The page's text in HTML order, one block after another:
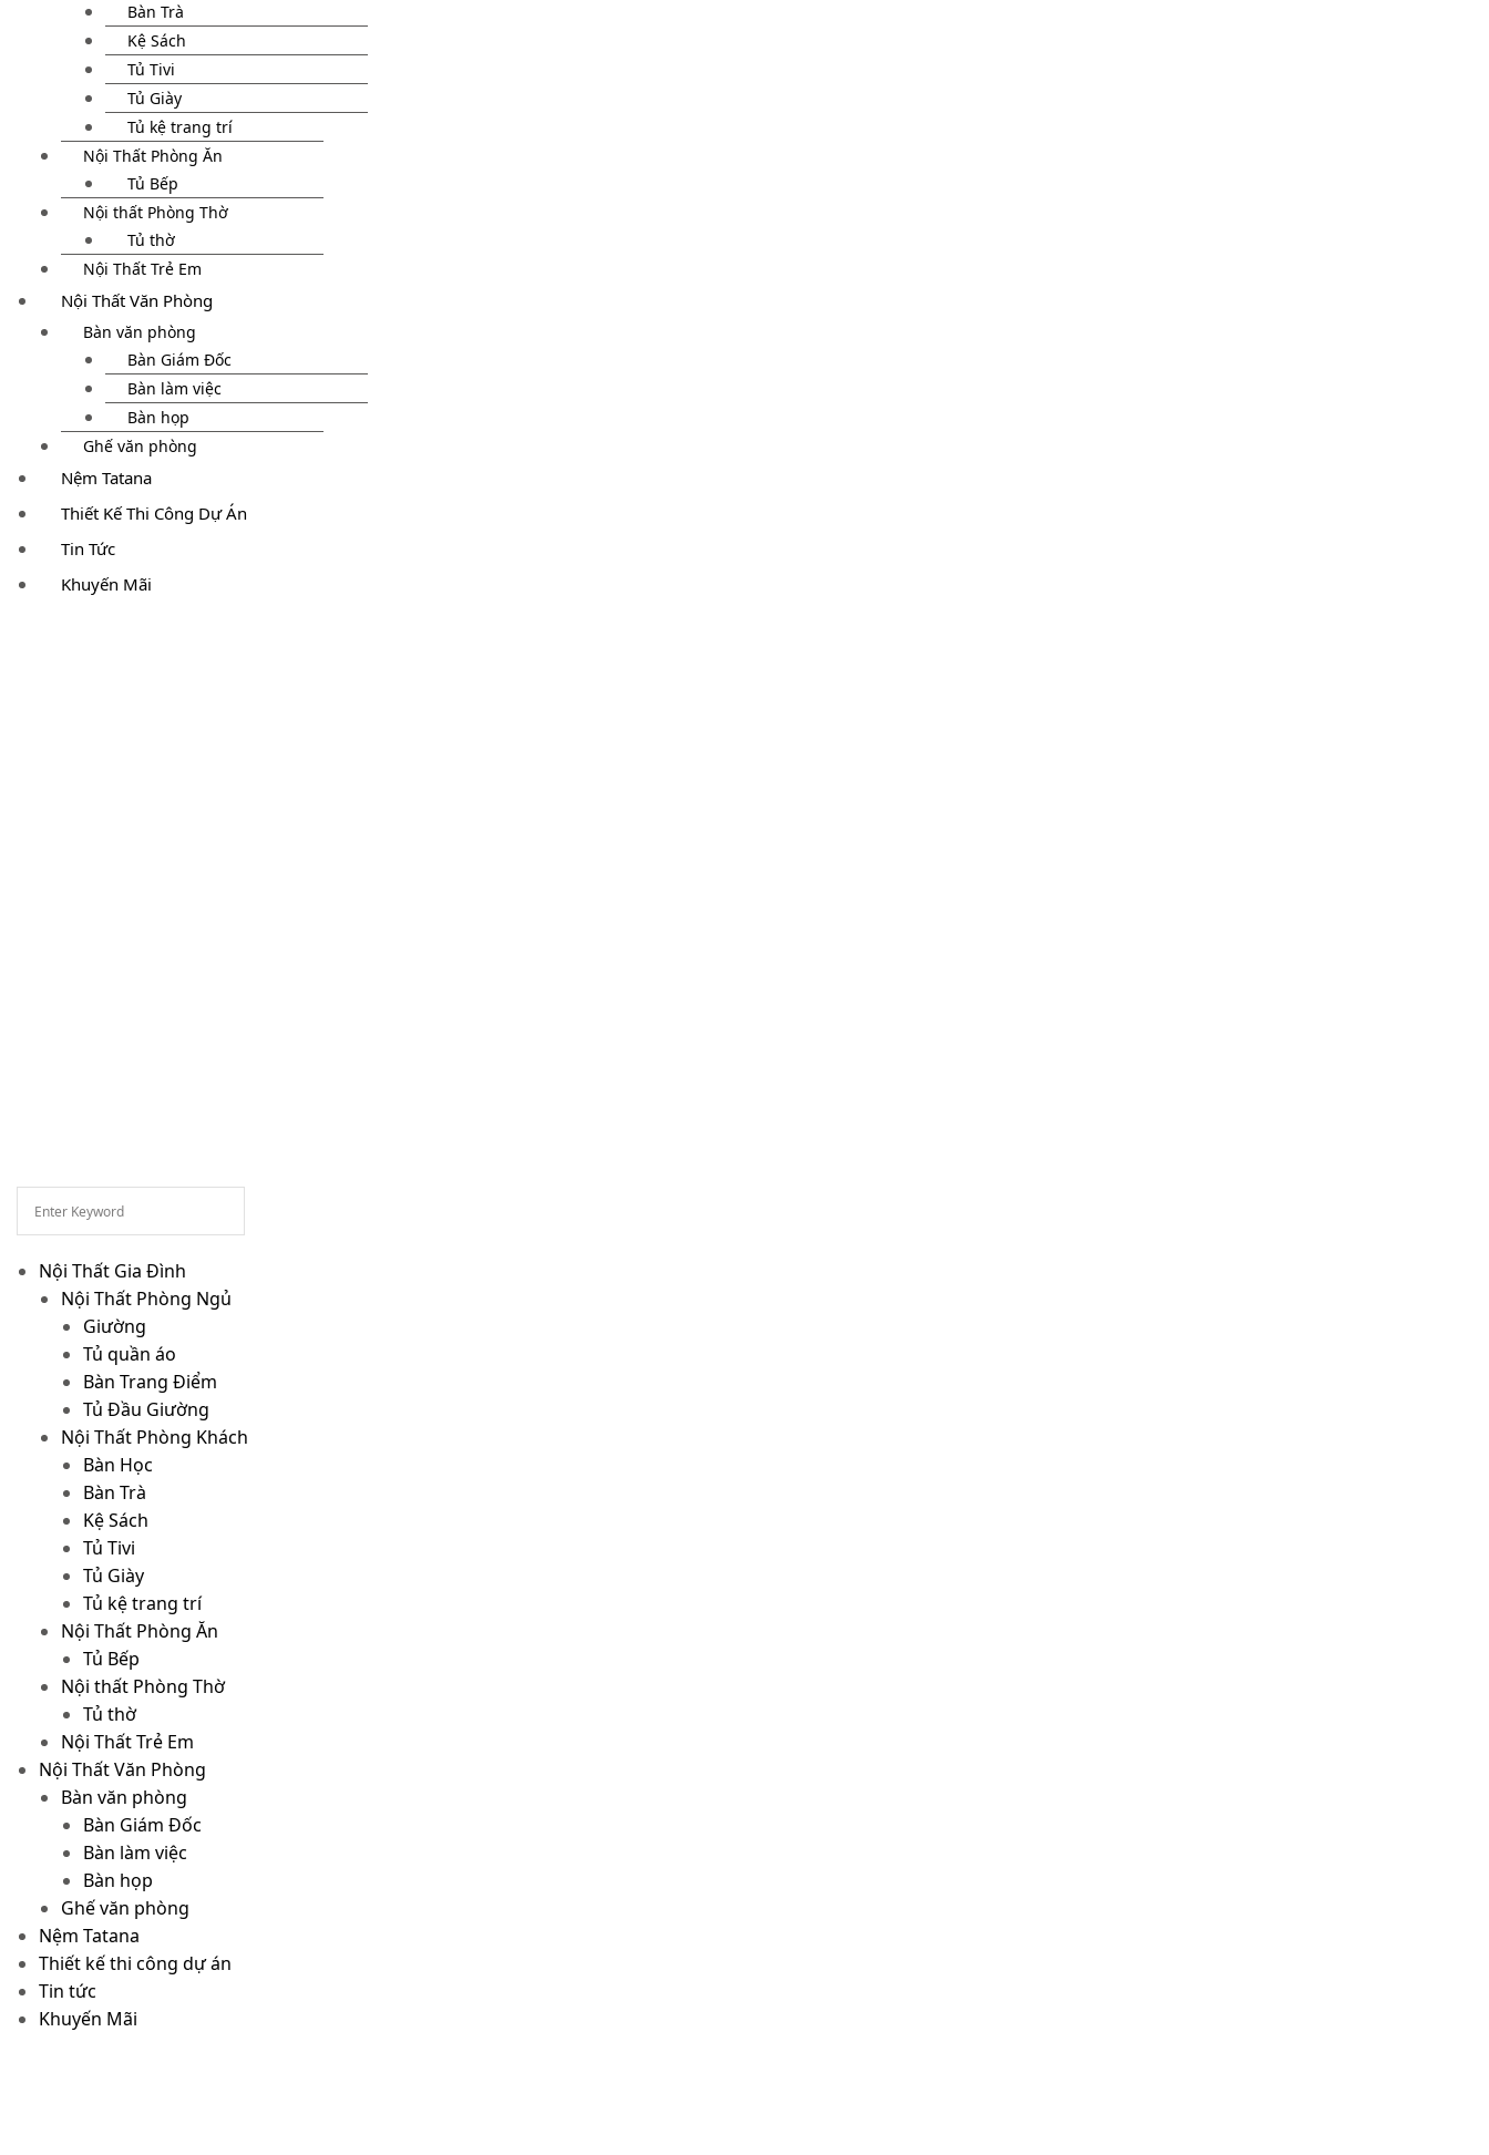
Bàn Trà
Kệ Sách
Tủ Tivi
Tủ Giày
Tủ kệ trang trí
Nội Thất Phòng Ăn
Tủ Bếp
Nội thất Phòng Thờ
Tủ thờ
Nội Thất Trẻ Em
Nội Thất Văn Phòng
Bàn văn phòng
Bàn Giám Đốc
Bàn làm việc
Bàn họp
Ghế văn phòng
Nệm Tatana
Thiết Kế Thi Công Dự Án
Tin Tức
Khuyến Mãi
Nội Thất Gia Đình
Nội Thất Phòng Ngủ
Giường
Tủ quần áo
Bàn Trang Điểm
Tủ Đầu Giường
Nội Thất Phòng Khách
Bàn Học
Bàn Trà
Kệ Sách
Tủ Tivi
Tủ Giày
Tủ kệ trang trí
Nội Thất Phòng Ăn
Tủ Bếp
Nội thất Phòng Thờ
Tủ thờ
Nội Thất Trẻ Em
Nội Thất Văn Phòng
Bàn văn phòng
Bàn Giám Đốc
Bàn làm việc
Bàn họp
Ghế văn phòng
Nệm Tatana
Thiết kế thi công dự án
Tin tức
Khuyến Mãi